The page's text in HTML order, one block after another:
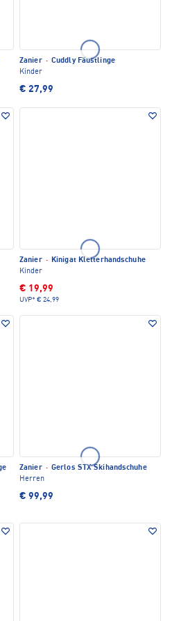
Zanier · Cuddly Fäustlinge
Kinder
€ 27,99
Zanier · Kinigat Kletterhandschuhe
Kinder
€ 19,99
UVP* € 24,99
Zanier · Gerlos STX Skihandschuhe
Herren
€ 99,99